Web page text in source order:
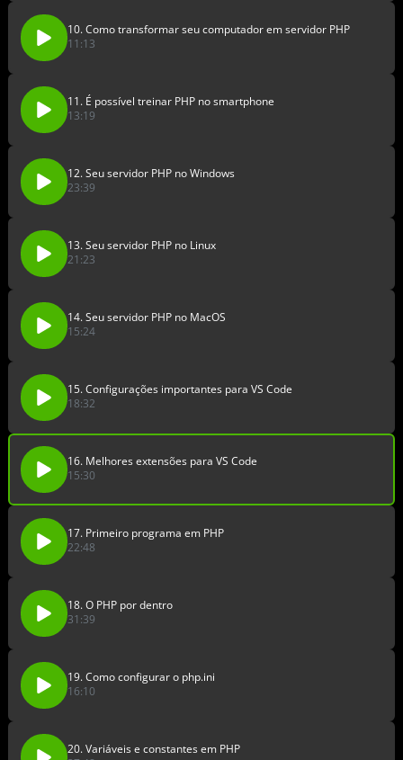
10. Como transformar seu computador em servidor PHP
11:13
11. É possível treinar PHP no smartphone
13:19
12. Seu servidor PHP no Windows
23:39
13. Seu servidor PHP no Linux
21:23
14. Seu servidor PHP no MacOS
15:24
15. Configurações importantes para VS Code
18:32
16. Melhores extensões para VS Code
15:30
17. Primeiro programa em PHP
22:48
18. O PHP por dentro
31:39
19. Como configurar o php.ini
16:10
20. Variáveis e constantes em PHP